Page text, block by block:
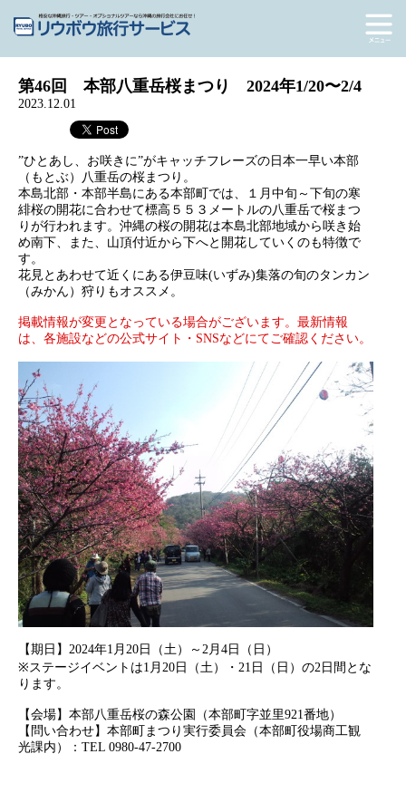
第46回 本部八重岳桜まつり 2024年1/20〜2/4
2023.12.01
”ひとあし、お咲きに”がキャッチフレーズの日本一早い本部
（もとぶ）八重岳の桜まつり。
本島北部・本部半島にある本部町では、１月中旬～下旬の寒
緋桜の開花に合わせて標高５５３メートルの八重岳で桜まつ
りが行われます。沖縄の桜の開花は本島北部地域から咲き始
め南下、また、山頂付近から下へと開花していくのも特徴で
す。
花見とあわせて近くにある伊豆味(いずみ)集落の旬のタンカン
（みかん）狩りもオススメ。
掲載情報が変更となっている場合がございます。最新情報
は、各施設などの公式サイト・SNSなどにてご確認ください。
【期日】2024年1月20日（土）～2月4日（日）
※ステージイベントは1月20日（土）・21日（日）の2日間とな
ります。
【会場】本部八重岳桜の森公園（本部町字並里921番地）
【問い合わせ】本部町まつり実行委員会（本部町役場商工観
光課内）：TEL 0980-47-2700